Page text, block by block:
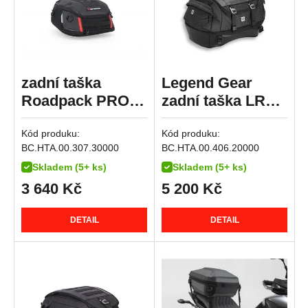
R 1150 RS
R 1150 RT
R nineT
R nineT Pure
R nineT Scrambler
R nineT Urban G/S
R nineT Urban G/S Edition 40 Years
R nineT Urban G/S Option 719
R nineT-5
K 1200 R Sport
Skladem (5+ ks)
zadní taška
Roadpack PRO,
8-14 litrů
Kód produku:
BC.HTA.00.307.30000
3 640 Kč
DETAIL
Skladem (5+ ks)
Legend Gear
zadní taška LR4
černá 18-25 l.
Kód produku:
BC.HTA.00.406.20000
5 200 Kč
DETAIL